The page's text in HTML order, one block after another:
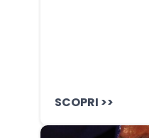
SCOPRI >>